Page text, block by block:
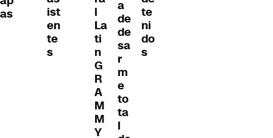
as
ist
en
te
s
l
La
ti
n
G
R
A
M
M
Y
a
de
de
sa
r
m
e
to
ta
l
te
ni
do
s